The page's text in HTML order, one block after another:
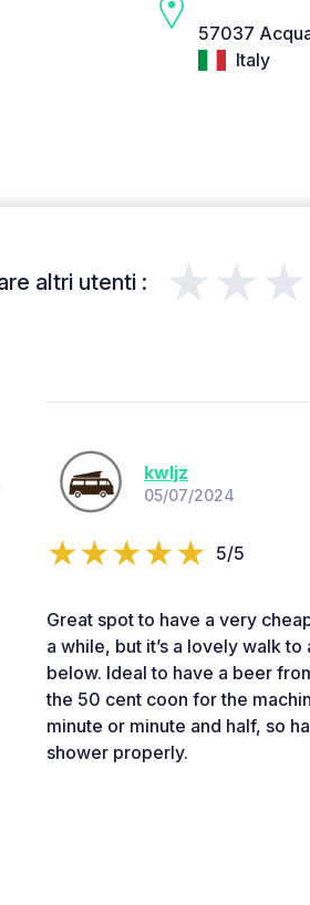
57037
Italy
altri utenti :
kwljz
05/07/2024
5/5
Great spot to have a very
a while, but it’s a lovely walk
below. Ideal to have a beer
the 50 cent coon for the
minute or minute and half, so
shower properly.